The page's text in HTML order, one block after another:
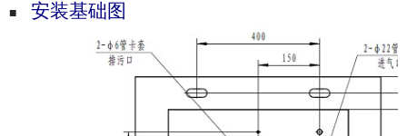
■ 安装基础图